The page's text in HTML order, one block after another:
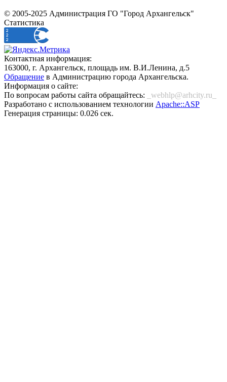
© 2005-2025 Администрация ГО "Город Архангельск"
Статистика
Контактная информация:
163000, г. Архангельск, площадь им. В.И.Ленина, д.5
Обращение в Администрацию города Архангельска.
Информация о сайте:
По вопросам работы сайта обращайтесь:
_webhlp@arhcity.ru_
Разработано с использованием технологии Apache::ASP
Генерация страницы: 0.026 сек.